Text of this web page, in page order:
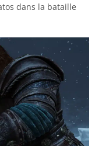
dans la bataille